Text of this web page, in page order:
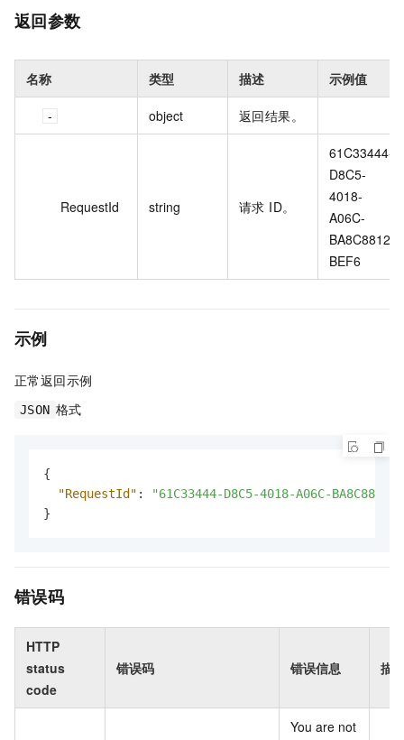
返回参数
名称 类型 描述 示例值
object 返回结果。
RequestId string 请求 ID。
61C33444-
D8C5-
4018-
A06C-
BA8C8812
BEF6
示例
正常返回示例
JSON 格式
{
"RequestId" :
"61C33444-D8C5-4018-A06C-
}
错误码
HTTP
status
code
错误码 错误信息 描
You are not